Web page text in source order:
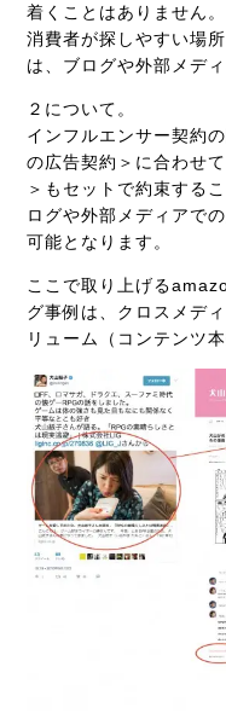
着くことはありません。
消費者が探しやすい場
は、ブログや外部メデ
２について。
インフルエンサー契約
の広告契約＞に合わせ
＞もセットで約束する
ログや外部メディアで
可能となります。
ここで取り上げる
グ事例は、クロスメデ
リューム（コンテンツ